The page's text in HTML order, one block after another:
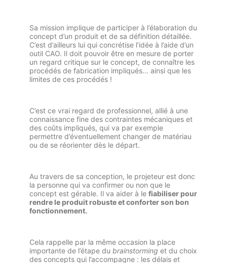
Sa mission implique de participer à l’élaboration du
concept d’un produit et de sa définition détaillée.
C’est d’ailleurs lui qui concrétise l’idée à l’aide d’un
outil CAO. Il doit pouvoir être en mesure de porter
un regard critique sur le concept, de connaître les
procédés de fabrication impliqués… ainsi que les
limites de ces procédés !
C’est ce vrai regard de professionnel, allié à une
connaissance fine des contraintes mécaniques et
des coûts impliqués, qui va par exemple
permettre d’éventuellement changer de matériau
ou de se réorienter dès le départ.
Au travers de sa conception, le projeteur est donc
la personne qui va confirmer ou non que le
concept est gérable. Il va aider à le fiabiliser pour
rendre le produit robuste et conforter son bon
fonctionnement.
Cela rappelle par la même occasion la place
importante de l’étape du brainstorming et du choix
des concepts qui l’accompagne : les délais et